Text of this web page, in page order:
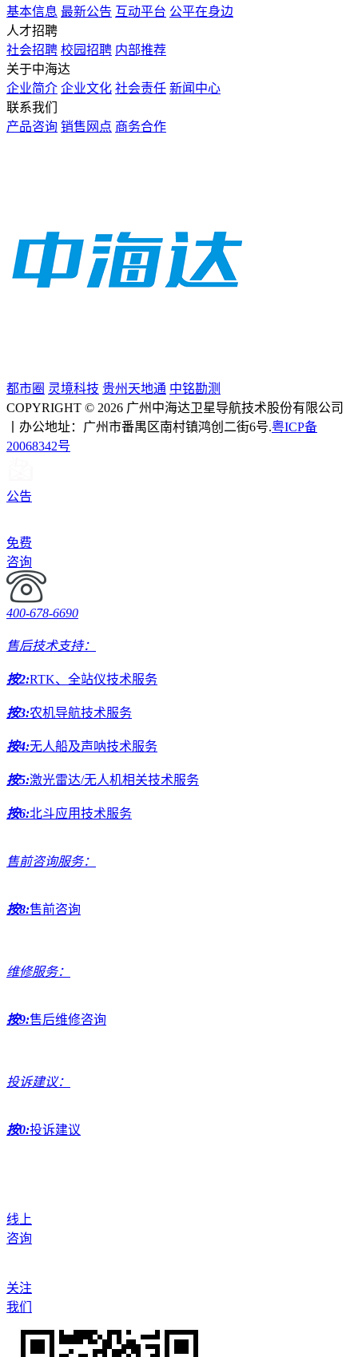
基本信息 最新公告 互动平台 公平在身边
人才招聘
社会招聘 校园招聘 内部推荐
关于中海达
企业简介 企业文化 社会责任 新闻中心
联系我们
产品咨询 销售网点 商务合作
都市圈 灵境科技 贵州天地通 中铭勘测
COPYRIGHT © 2026 广州中海达卫星导航技术股份有限公司
丨办公地址：广州市番禺区南村镇鸿创二街6号.粤ICP备
20068342号
公告
免费
咨询
400-678-6690
售后技术支持：
按2:RTK、全站仪技术服务
按3:农机导航技术服务
按4:无人船及声呐技术服务
按5:激光雷达/无人机相关技术服务
按6:北斗应用技术服务
售前咨询服务：
按8:售前咨询
维修服务：
按9:售后维修咨询
投诉建议：
按0:投诉建议
线上
咨询
关注
我们